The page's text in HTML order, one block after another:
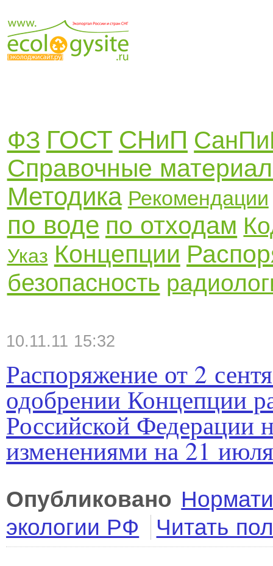
ФЗ ГОСТ СНиП
Справочные
Методика Рекомендации
по воде по отходам
Указ Концепции
безопасность
10.11.11 15:32
Распоряжение от 2
одобрении Концепции
Российской Федерации
изменениями на 21
Опубликовано
экологии РФ
Читать